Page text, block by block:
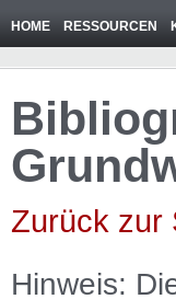
HOME RESSOURCEN
Zurück zur
Hinweis: